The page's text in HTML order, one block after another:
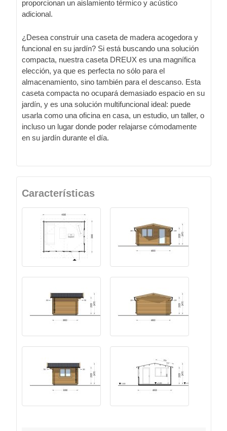
proporcionan un aislamiento térmico y acústico
adicional.
¿Desea construir una caseta de madera acogedora y
funcional en su jardín? Si está buscando una solución
compacta, nuestra caseta DREUX es una magnífica
elección, ya que es perfecta no sólo para el
almacenamiento, sino también para el descanso. Esta
caseta compacta no ocupará demasiado espacio en su
jardín, y es una solución multifuncional ideal: puede
usarla como una oficina en casa, un estudio, un taller, o
incluso un lugar donde poder relajarse cómodamente
en su jardín durante el día.
Características